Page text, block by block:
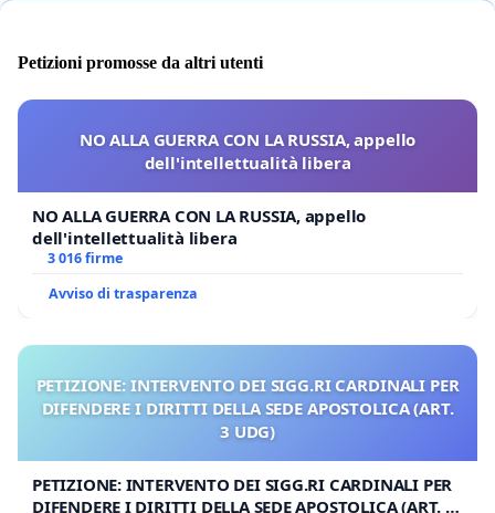
Petizioni promosse da altri utenti
NO ALLA GUERRA CON LA RUSSIA, appello
dell'intellettualità libera
NO ALLA GUERRA CON LA RUSSIA, appello
dell'intellettualità libera
3 016 firme
Avviso di trasparenza
PETIZIONE: INTERVENTO DEI SIGG.RI CARDINALI PER
DIFENDERE I DIRITTI DELLA SEDE APOSTOLICA (ART.
3 UDG)
PETIZIONE: INTERVENTO DEI SIGG.RI CARDINALI PER
DIFENDERE I DIRITTI DELLA SEDE APOSTOLICA (ART. 3